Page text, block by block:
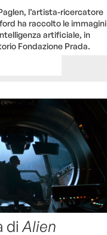
l’artista-ricercatore
ha raccolto le immagini
artificiale, in
Fondazione Prada.
diAlien